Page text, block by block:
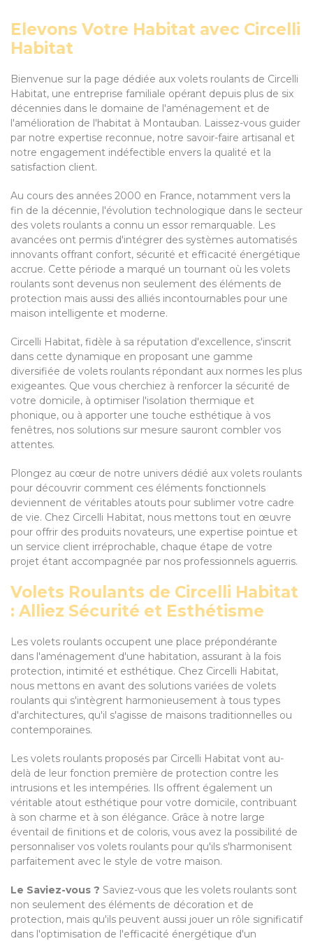
Elevons Votre Habitat avec Circelli
Habitat
Bienvenue sur la page dédiée aux volets roulants de Circelli
Habitat, une entreprise familiale opérant depuis plus de six
décennies dans le domaine de l'aménagement et de
l'amélioration de l'habitat à Montauban. Laissez-vous guider
par notre expertise reconnue, notre savoir-faire artisanal et
notre engagement indéfectible envers la qualité et la
satisfaction client.
Au cours des années 2000 en France, notamment vers la
fin de la décennie, l'évolution technologique dans le secteur
des volets roulants a connu un essor remarquable. Les
avancées ont permis d'intégrer des systèmes automatisés
innovants offrant confort, sécurité et efficacité énergétique
accrue. Cette période a marqué un tournant où les volets
roulants sont devenus non seulement des éléments de
protection mais aussi des alliés incontournables pour une
maison intelligente et moderne.
Circelli Habitat, fidèle à sa réputation d'excellence, s'inscrit
dans cette dynamique en proposant une gamme
diversifiée de volets roulants répondant aux normes les plus
exigeantes. Que vous cherchiez à renforcer la sécurité de
votre domicile, à optimiser l'isolation thermique et
phonique, ou à apporter une touche esthétique à vos
fenêtres, nos solutions sur mesure sauront combler vos
attentes.
Plongez au cœur de notre univers dédié aux volets roulants
pour découvrir comment ces éléments fonctionnels
deviennent de véritables atouts pour sublimer votre cadre
de vie. Chez Circelli Habitat, nous mettons tout en œuvre
pour offrir des produits novateurs, une expertise pointue et
un service client irréprochable, chaque étape de votre
projet étant accompagnée par nos professionnels aguerris.
Volets Roulants de Circelli Habitat
: Alliez Sécurité et Esthétisme
Les volets roulants occupent une place prépondérante
dans l'aménagement d'une habitation, assurant à la fois
protection, intimité et esthétique. Chez Circelli Habitat,
nous mettons en avant des solutions variées de volets
roulants qui s'intègrent harmonieusement à tous types
d'architectures, qu'il s'agisse de maisons traditionnelles ou
contemporaines.
Les volets roulants proposés par Circelli Habitat vont au-
delà de leur fonction première de protection contre les
intrusions et les intempéries. Ils offrent également un
véritable atout esthétique pour votre domicile, contribuant
à son charme et à son élégance. Grâce à notre large
éventail de finitions et de coloris, vous avez la possibilité de
personnaliser vos volets roulants pour qu'ils s'harmonisent
parfaitement avec le style de votre maison.
Le Saviez-vous ? Saviez-vous que les volets roulants sont
non seulement des éléments de décoration et de
protection, mais qu'ils peuvent aussi jouer un rôle significatif
dans l'optimisation de l'efficacité énergétique d'un